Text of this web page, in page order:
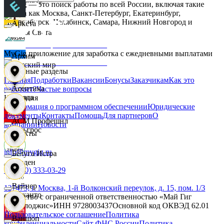
Дары Света
Детский мир
Звезда
Зельгрос
Зенден
Инканто
Аркета
Архим
Асептика
АСМ Профешнл
Белуга Истра
Вайнер
Ваншоп
MyGig — это поиск работы по всей России, включая такие
города как Москва, Санкт-Петербург, Екатеринбург,
Новосибирск, Челябинск, Самара, Нижний Новгород и
другие.
MyGig приложение для заработка с ежедневными выплатами
Основные разделы
ГлавнаяПодработкиВакансииБонусыЗаказчикамКак это
работает?Частые вопросы
Компания
Информация о программном обеспеченииЮридические
документыКонтактыПомощьДля партнеровО
компанииНовости
Контакты
info@mygig.ru
+8 (800) 333-03-29
127473, г. Москва, 1-й Волконский переулок, д. 15, пом. 1/3
Общество с ограниченной ответственностью «Май Гиг
Технолоджис»ИНН 9728003437Основной код ОКВЭД 62.01
Пользовательское соглашениеПолитика